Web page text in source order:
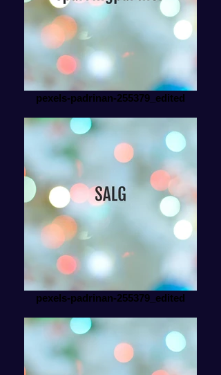
pexels-padrinan-255379_edited
pexels-padrinan-255379_edited